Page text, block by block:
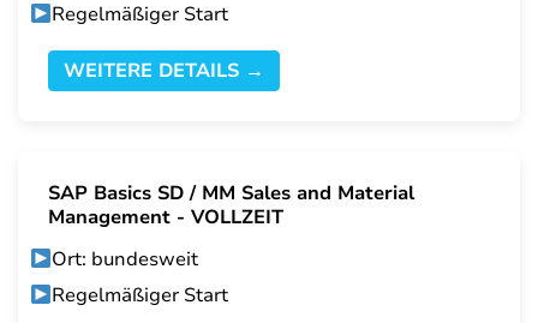
Regelmäßiger Start
WEITERE DETAILS →
SAP Basics SD / MM Sales and Material
Management - VOLLZEIT
Ort: bundesweit
Regelmäßiger Start